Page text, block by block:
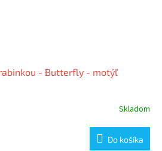
- Butterfly - motýľ
Skladom
Do košíka